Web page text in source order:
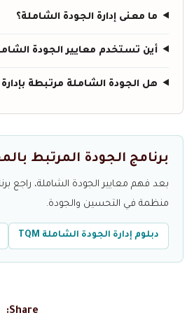
ما معنى إدارة الجودة الشاملة؟
أين تستخدم معايير الجودة
هل الجودة الشاملة مرتبطة بإدارة
برنامج الجودة المرتبط
منظمة في التحسين والجودة.
دبلوم إدارة الجودة الشاملة TQM
Share: